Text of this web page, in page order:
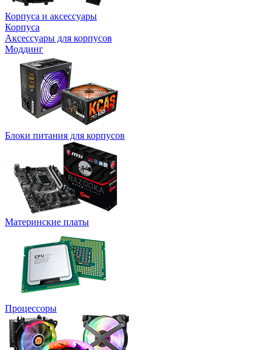
Корпуса и аксессуары
Корпуса
Аксессуары для корпусов
Моддинг
Блоки питания для корпусов
Материнские платы
Процессоры